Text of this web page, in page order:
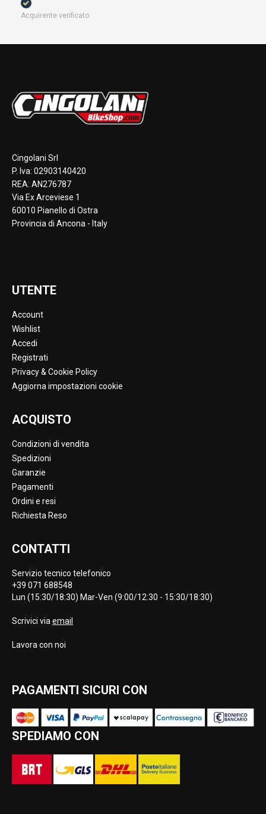
Acquirente verificato
Cingolani Srl
P. Iva: 02903140420
REA: AN276787
Via Ex Arceviese 1
60010 Pianello di Ostra
Provincia di Ancona - Italy
UTENTE
Account
Wishlist
Accedi
Registrati
Privacy & Cookie Policy
Aggiorna impostazioni cookie
ACQUISTO
Condizioni di vendita
Spedizioni
Garanzie
Pagamenti
Ordini e resi
Richiesta Reso
CONTATTI
Servizio tecnico telefonico
+39 071 688548
Lun (15:30/18:30) Mar-Ven (9:00/12:30 - 15:30/18:30)
Scrivici via email
Lavora con noi
PAGAMENTI SICURI CON
SPEDIAMO CON